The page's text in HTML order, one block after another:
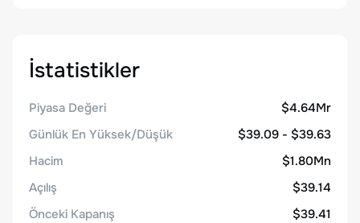
İstatistikler
Piyasa Değeri
$4.64Mr
Günlük En Yüksek/Düşük
$39.09 - $39.63
Hacim
$1.80Mn
Açılış
$39.14
Önceki Kapanış
$39.41